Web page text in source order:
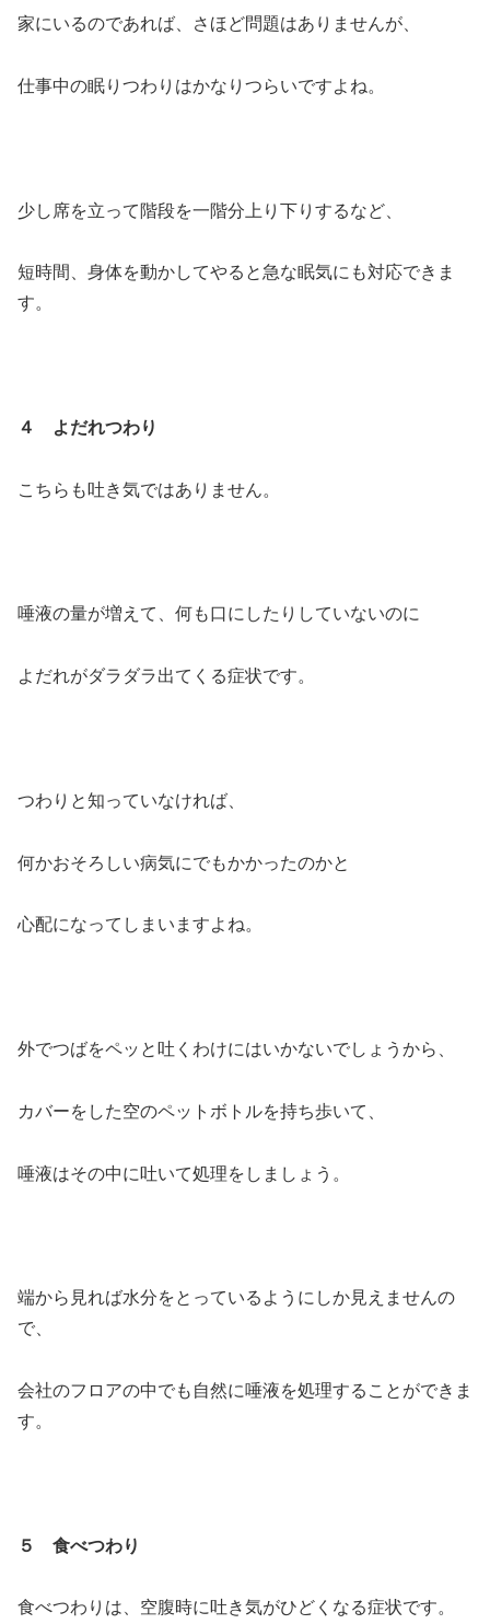
家にいるのであれば、さほど問題はありませんが、
仕事中の眠りつわりはかなりつらいですよね。
少し席を立って階段を一階分上り下りするなど、
短時間、身体を動かしてやると急な眠気にも対応できま
す。
４ よだれつわり
こちらも吐き気ではありません。
唾液の量が増えて、何も口にしたりしていないのに
よだれがダラダラ出てくる症状です。
つわりと知っていなければ、
何かおそろしい病気にでもかかったのかと
心配になってしまいますよね。
外でつばをペッと吐くわけにはいかないでしょうから、
カバーをした空のペットボトルを持ち歩いて、
唾液はその中に吐いて処理をしましょう。
端から見れば水分をとっているようにしか見えませんの
で、
会社のフロアの中でも自然に唾液を処理することができま
す。
５ 食べつわり
食べつわりは、空腹時に吐き気がひどくなる症状です。